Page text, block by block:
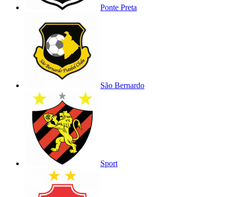
Ponte Preta
São Bernardo
Sport